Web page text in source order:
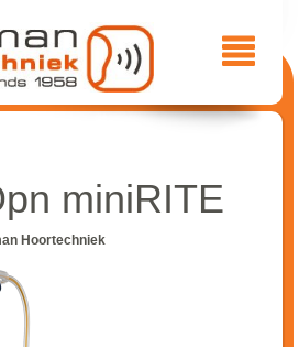
miniRITE
Hoortechniek